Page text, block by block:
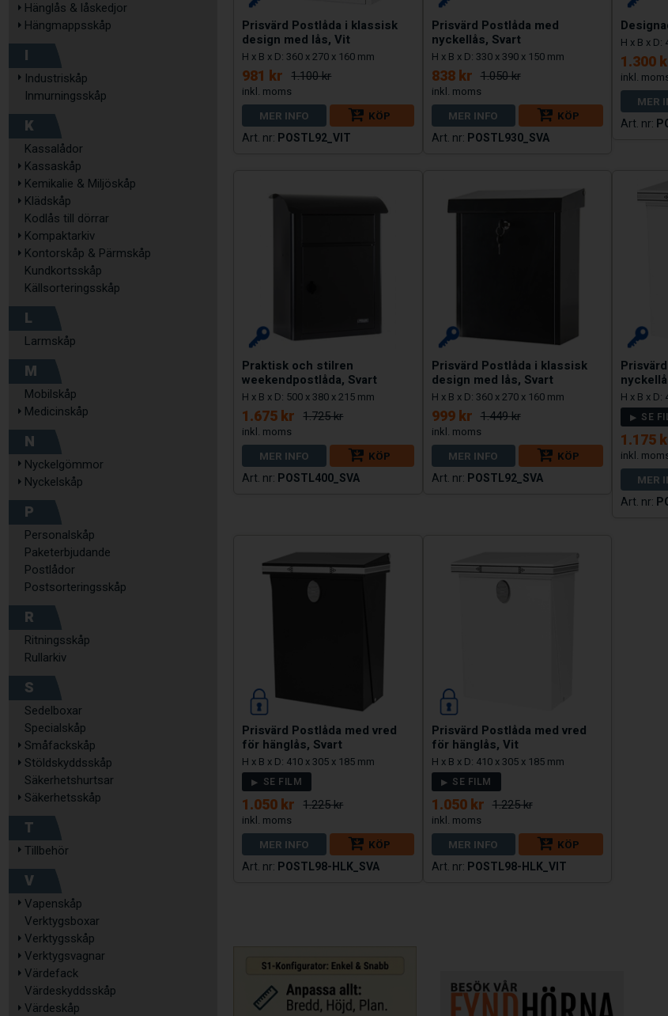
Hänglås & låskedjor
Hängmappsskåp
I
Industriskåp
Inmurningsskåp
K
Kassalådor
Kassaskåp
Kemikalie & Miljöskåp
Klädskåp
Kodlås till dörrar
Kompaktarkiv
Kontorskåp & Pärmskåp
Kundkortsskåp
Källsorteringsskåp
L
Larmskåp
M
Mobilskåp
Medicinskåp
N
Nyckelgömmor
Nyckelskåp
P
Personalskåp
Paketerbjudande
Postlådor
Postsorteringsskåp
R
Ritningsskåp
Rullarkiv
S
Sedelboxar
Specialskåp
Småfackskåp
Stöldskyddsskåp
Säkerhetshurtsar
Säkerhetsskåp
T
Tillbehör
V
Vapenskåp
Verktygsboxar
Verktygsskåp
Verktygsvagnar
Värdefack
Värdeskyddsskåp
Värdeskåp
Prisvärd Postlåda i klassisk
design med lås, Vit
H x B x D: 360 x 270 x 160 mm
981 kr 1.100 kr
MER INFO
KÖP
POSTL92_VIT
Prisvärd Postlåda med
nyckellås, Svart
H x B x D: 330 x 390 x 150 mm
838 kr 1.050 kr
MER INFO
KÖP
POSTL930_SVA
H x B x D:
1.300
MER
Praktisk och stilren
weekendpostlåda, Svart
H x B x D: 500 x 380 x 215 mm
1.675 kr 1.725 kr
MER INFO
KÖP
POSTL400_SVA
Prisvärd Postlåda i klassisk
design med lås, Svart
H x B x D: 360 x 270 x 160 mm
999 kr 1.449 kr
MER INFO
KÖP
POSTL92_SVA
H x B x D:
SE
1.175
MER
Prisvärd Postlåda med vred
för hänglås, Svart
H x B x D: 410 x 305 x 185 mm
SE FILM
1.050 kr 1.225 kr
MER INFO
KÖP
POSTL98-HLK_SVA
Prisvärd Postlåda med vred
för hänglås, Vit
H x B x D: 410 x 305 x 185 mm
SE FILM
1.050 kr 1.225 kr
MER INFO
KÖP
POSTL98-HLK_VIT